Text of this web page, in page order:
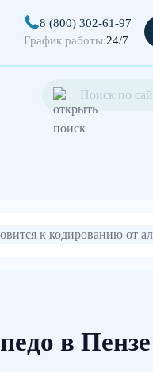
8 (800) 302-61-97
График работы:24/7
в Пензе